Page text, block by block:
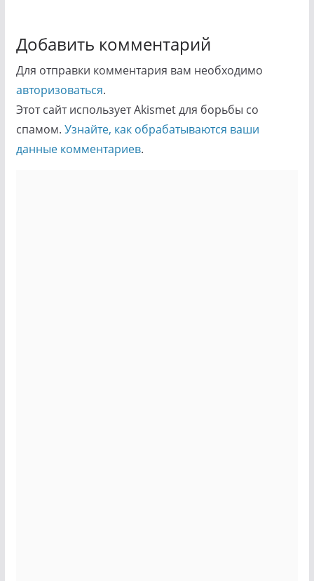
Добавить комментарий
Для отправки комментария вам необходимо
авторизоваться.
Этот сайт использует Akismet для борьбы со
спамом. Узнайте, как обрабатываются ваши
данные комментариев.